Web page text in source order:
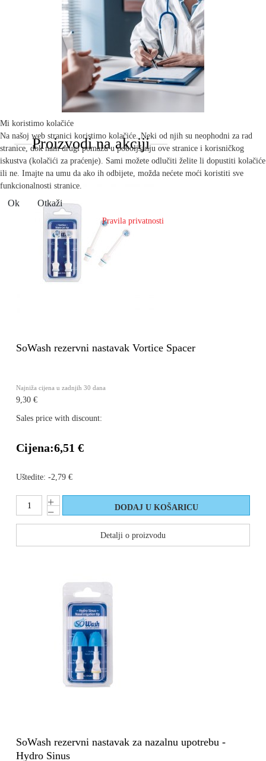
Proizvodi na akciji
SoWash rezervni nastavak Vortice Spacer
Najniža cijena u zadnjih 30 dana
9,30 €
Sales price with discount:
Cijena:6,51 €
Uštedite: -2,79 €
Detalji o proizvodu
SoWash rezervni nastavak za nazalnu upotrebu -
Hydro Sinus
Mi koristimo kolačiće
Na našoj web stranici koristimo kolačiće. Neki od njih su neophodni za rad
stranice, dok nam drugi pomažu u poboljšanju ove stranice i korisničkog
iskustva (kolačići za praćenje). Sami možete odlučiti želite li dopustiti kolačiće
ili ne. Imajte na umu da ako ih odbijete, možda nećete moći koristiti sve
funkcionalnosti stranice.
Ok Otkaži
Pravila privatnosti